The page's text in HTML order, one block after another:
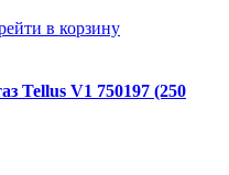
в корзину
Tellus V1 750197 (250